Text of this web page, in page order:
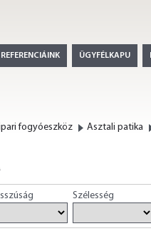
REFERENCIÁINK ÜGYFÉLKAPU
fogyóeszköz Asztali patika
Szélesség